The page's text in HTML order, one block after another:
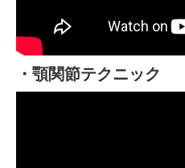
・顎関節テクニック